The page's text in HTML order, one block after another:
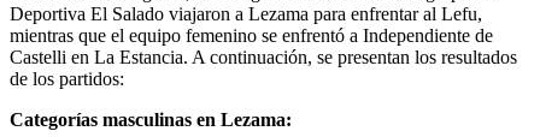
Deportiva El Salado viajaron a Lezama para enfrentar al Lefu,
mientras que el equipo femenino se enfrentó a Independiente de
Castelli en La Estancia. A continuación, se presentan los resultados
de los partidos:
Categorías masculinas en Lezama: